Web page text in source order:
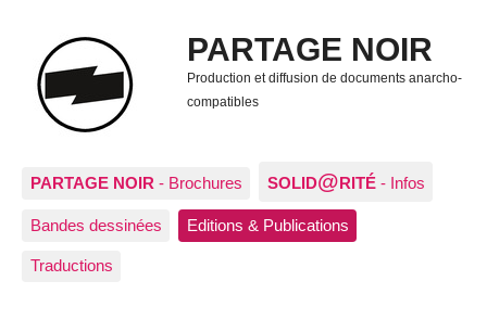
PARTAGE NOIR
Production et diffusion de documents anarcho-
compatibles
PARTAGE NOIR - Brochures SOLID@RITÉ - Infos
Bandes dessinées Editions & Publications
Traductions